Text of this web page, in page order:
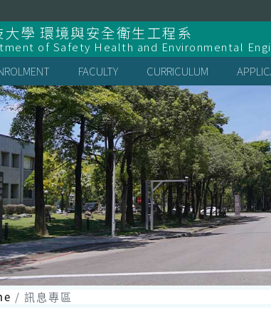
學 環境與安全衛生工程系
of Safety Health and Environmental
FACULTY CURRICULUM
訊息專區